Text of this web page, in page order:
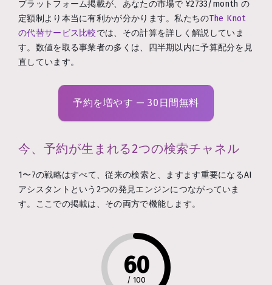
プラットフォーム掲載が、あなたの市場で ¥2733/month の
定額制より本当に有利かが分かります。私たちのThe Knot
の代替サービス比較では、その計算を詳しく解説していま
す。数値を取る事業者の多くは、四半期以内に予算配分を見
直しています。
予約を増やす — 30日間無料
今、予約が生まれる2つの検索チャネル
1〜7の戦略はすべて、従来の検索と、ますます重要になるAI
アシスタントという2つの発見エンジンにつながっていま
す。ここでの掲載は、その両方で機能します。
60
/ 100